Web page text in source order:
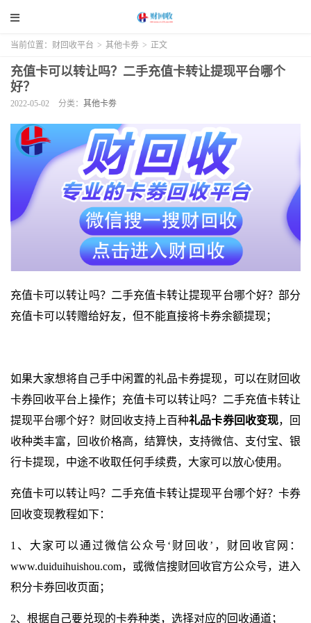
当前位置： 财回收平台 > 其他卡劵 > 正文
充值卡可以转让吗？二手充值卡转让提现平台哪个
好？
2022-05-02 分类： 其他卡劵
充值卡可以转让吗？二手充值卡转让提现平台哪个好？部分
充值卡可以转赠给好友，但不能直接将卡券余额提现；
如果大家想将自己手中闲置的礼品卡券提现，可以在财回收
卡券回收平台上操作；充值卡可以转让吗？二手充值卡转让
提现平台哪个好？财回收支持上百种礼品卡券回收变现，回
收种类丰富，回收价格高，结算快，支持微信、支付宝、银
行卡提现，中途不收取任何手续费，大家可以放心使用。
充值卡可以转让吗？二手充值卡转让提现平台哪个好？卡券
回收变现教程如下：
1、大家可以通过微信公众号‘财回收’，财回收官网：
www.duiduihuishou.com，或微信搜财回收官方公众号，进入
积分卡券回收页面；
2、根据自己要兑现的卡券种类，选择对应的回收通道；